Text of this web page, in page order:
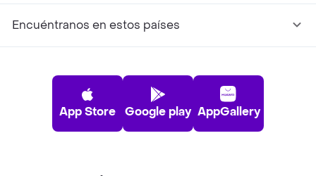
Encuéntranos en estos países
App Store Google play AppGallery